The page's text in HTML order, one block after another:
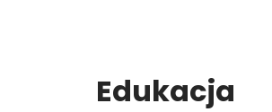
Edukacja